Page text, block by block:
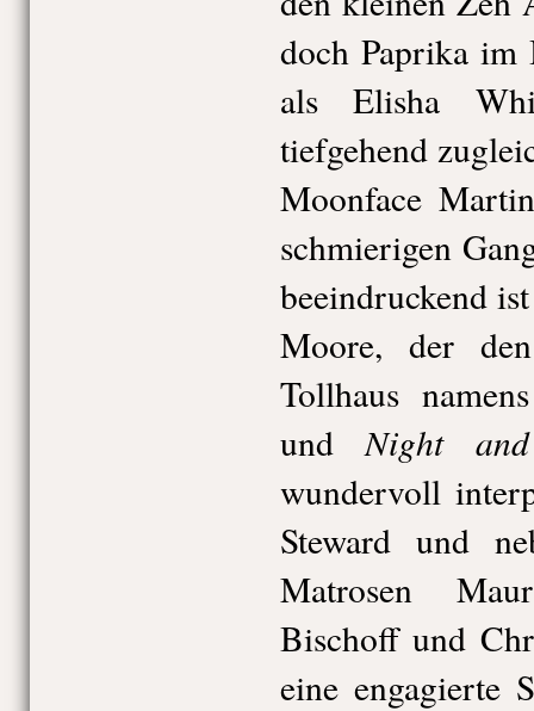
doch Paprika
als Elisha
tiefgehend
Moonface
schmierigen
beeindruckend
Moore, der
Tollhaus
undNight
wundervoll
Steward und
Matrosen
Bischoff und
eine engagierte